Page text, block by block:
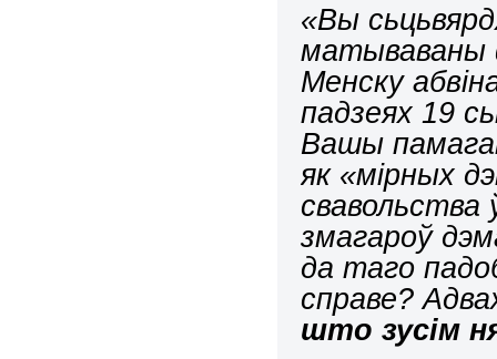
«Вы
матываваны
Менску
падзеях 19
Вашы
як «мірных
свавольства
змагароў
да таго
справе?
што зусім н